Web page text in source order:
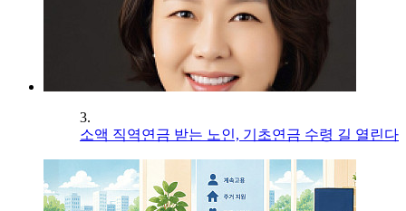
3.
소액 직역연금 받는 노인, 기초연금 수령 길 열린다